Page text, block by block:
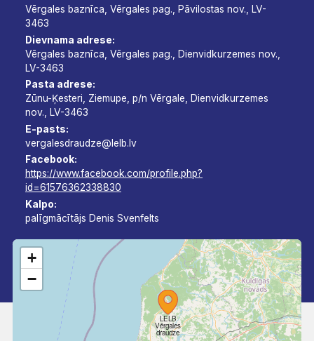
Vērgales baznīca, Vērgales pag., Pāvilostas nov., LV-
3463
Dievnama adrese:
Vērgales baznīca, Vērgales pag., Dienvidkurzemes nov.,
LV-3463
Pasta adrese:
Zūnu-Ķesteri, Ziemupe, p/n Vērgale, Dienvidkurzemes
nov., LV-3463
E-pasts:
vergalesdraudze@lelb.lv
Facebook:
https://www.facebook.com/profile.php?
id=61576362338830
Kalpo:
palīgmācītājs Denis Svenfelts
LELB
Vērgales
draudze
+
−